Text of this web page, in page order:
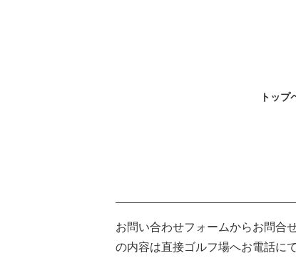
トップ
お問い合わせフォームからお問合
の内容は直接ゴルフ場へお電話に